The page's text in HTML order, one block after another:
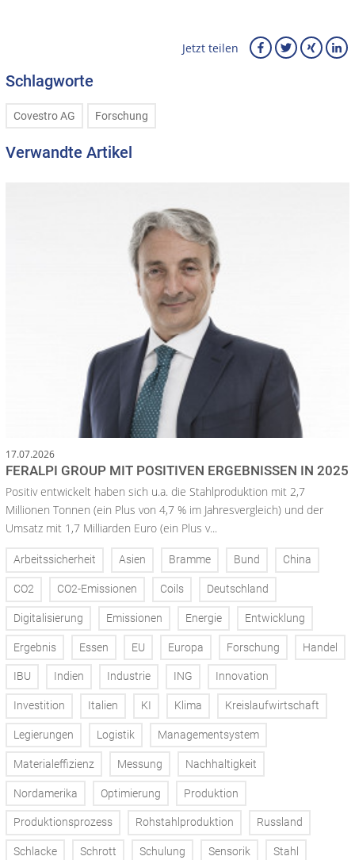
Jetzt teilen
Schlagworte
Covestro AG Forschung
Verwandte Artikel
17.07.2026
FERALPI GROUP MIT POSITIVEN ERGEBNISSEN IN 2025
Positiv entwickelt haben sich u.a. die Stahlproduktion mit 2,7
Millionen Tonnen (ein Plus von 4,7 % im Jahresvergleich) und der
Umsatz mit 1,7 Milliarden Euro (ein Plus v...
Arbeitssicherheit Asien Bramme Bund China
CO2 CO2-Emissionen Coils Deutschland
Digitalisierung Emissionen Energie Entwicklung
Ergebnis Essen EU Europa Forschung Handel
IBU Indien Industrie ING Innovation
Investition Italien KI Klima Kreislaufwirtschaft
Legierungen Logistik Managementsystem
Materialeffizienz Messung Nachhaltigkeit
Nordamerika Optimierung Produktion
Produktionsprozess Rohstahlproduktion Russland
Schlacke Schrott Schulung Sensorik Stahl